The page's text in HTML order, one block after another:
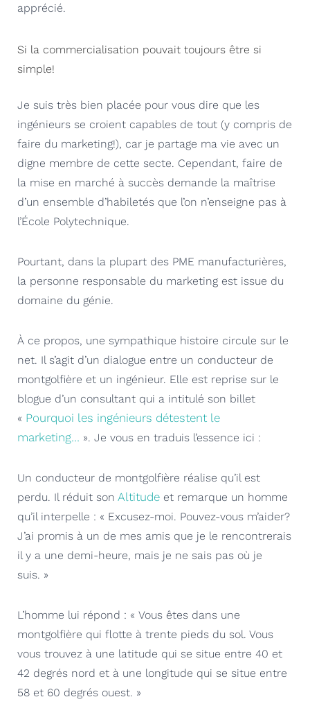
apprécié.
Si la commercialisation pouvait toujours être si
simple!
Je suis très bien placée pour vous dire que les
ingénieurs se croient capables de tout (y compris de
faire du marketing!), car je partage ma vie avec un
digne membre de cette secte. Cependant, faire de
la mise en marché à succès demande la maîtrise
d’un ensemble d’habiletés que l’on n’enseigne pas à
l’École Polytechnique.
Pourtant, dans la plupart des PME manufacturières,
la personne responsable du marketing est issue du
domaine du génie.
À ce propos, une sympathique histoire circule sur le
net. Il s’agit d’un dialogue entre un conducteur de
montgolfière et un ingénieur. Elle est reprise sur le
blogue d’un consultant qui a intitulé son billet
« Pourquoi les ingénieurs détestent le
marketing… ». Je vous en traduis l’essence ici :
Un conducteur de montgolfière réalise qu’il est
perdu. Il réduit son Altitude et remarque un homme
qu’il interpelle : « Excusez-moi. Pouvez-vous m’aider?
J’ai promis à un de mes amis que je le rencontrerais
il y a une demi-heure, mais je ne sais pas où je
suis. »
L’homme lui répond : « Vous êtes dans une
montgolfière qui flotte à trente pieds du sol. Vous
vous trouvez à une latitude qui se situe entre 40 et
42 degrés nord et à une longitude qui se situe entre
58 et 60 degrés ouest. »